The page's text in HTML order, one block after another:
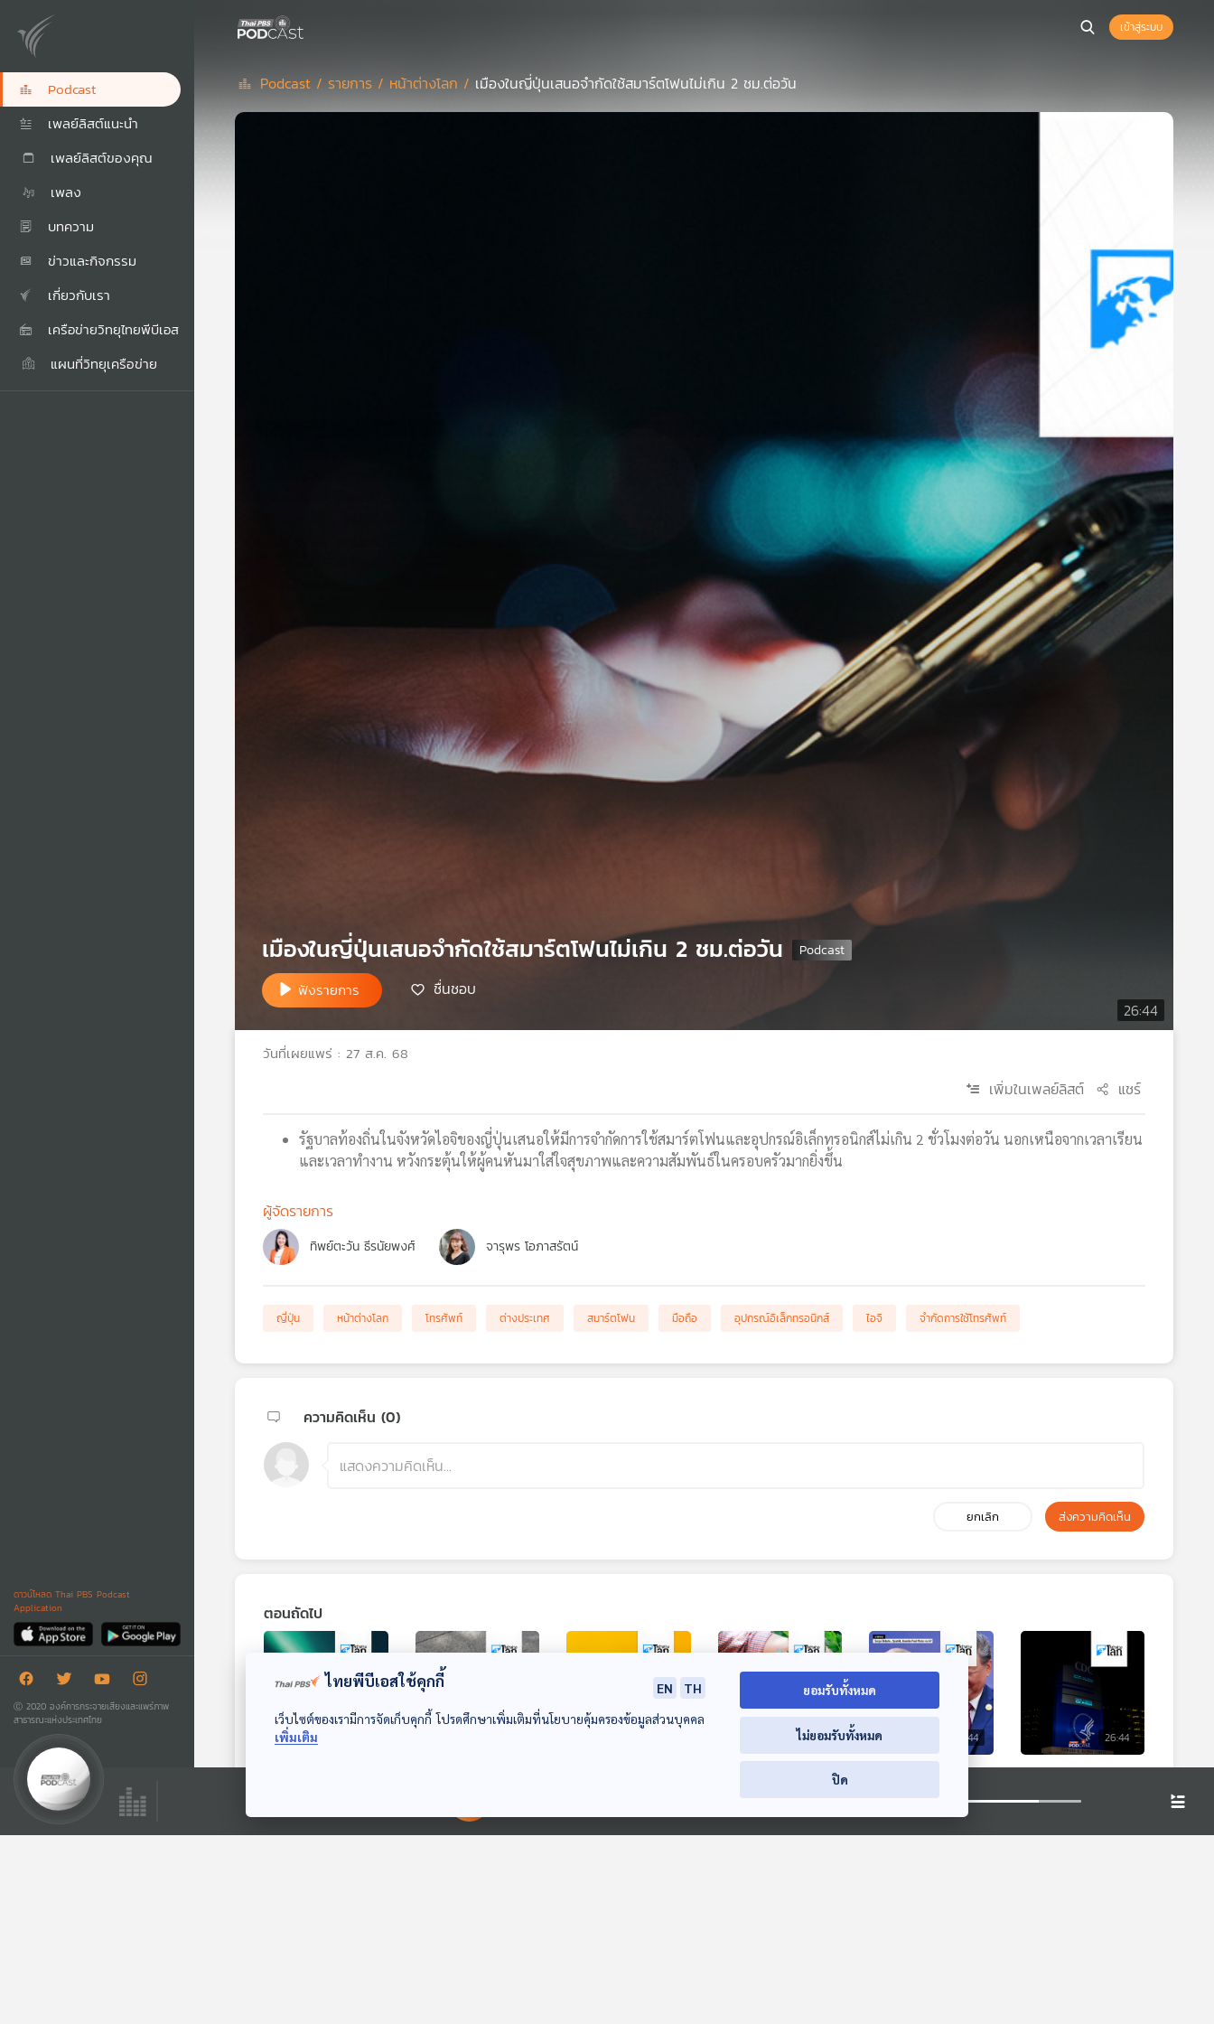
Podcast
เพลย์ลิสต์แนะนำ
เพลย์ลิสต์ของคุณ
เพลง
บทความ
ข่าวและกิจกรรม
เกี่ยวกับเรา
เครือข่ายวิทยุไทยพีบีเอส
แผนที่วิทยุเครือข่าย
ดาวน์โหลด Thai PBS Podcast
Application
Ⓒ 2020 องค์การกระจายเสียงและแพร่ภาพ
สาธารณะแห่งประเทศไทย
เข้าสู่ระบบ
Podcast / รายการ / หน้าต่างโลก / เมืองในญี่ปุ่นเสนอจำกัดใช้สมาร์ตโฟนไม่เกิน 2 ชม.ต่อวัน
26:44
เมืองในญี่ปุ่นเสนอจำกัดใช้สมาร์ตโฟนไม่เกิน 2 ชม.ต่อวัน
ฟังรายการ ชื่นชอบ
วันที่เผยแพร่ : 27 ส.ค. 68
เพิ่มในเพลย์ลิสต์ แชร์
รัฐบาลท้องถิ่นในจังหวัดไอจิของญี่ปุ่นเสนอให้มีการจำกัดการใช้สมาร์ตโฟนและอุปกรณ์อิเล็กทรอนิกส์ไม่เกิน 2 ชั่วโมงต่อวัน นอกเหนือจากเวลาเรียน
และเวลาทำงาน หวังกระตุ้นให้ผู้คนหันมาใส่ใจสุขภาพและความสัมพันธ์ในครอบครัวมากยิ่งขึ้น
ผู้จัดรายการ
ทิพย์ตะวัน ธีรนัยพงศ์ จารุพร โอภาสรัตน์
ญี่ปุ่น หน้าต่างโลก โทรศัพท์ ต่างประเทศ สมาร์ตโฟน มือถือ อุปกรณ์อิเล็กทรอนิกส์ ไอจิ จำกัดการใช้โทรศัพท์
ความคิดเห็น (0)
ยกเลิก ส่งความคิดเห็น
ตอนถัดไป
หน้าต่างโลก หน้าต่างโลก
เนื้อคน" รายแรก
หน้าต่างโลก
26:44
แรงงานเบอร์รี่ป่าที่
ฟินแลนด์
หน้าต่างโลก
26:44
มนุษย์สามารถเป็น
อมตะได้จริงหรือไม่?
หลังสี-ปูตินถกยืด
อายุขัย
หน้าต่างโลก
26:44
อัตราการเสียชีวิตใน
สหรัฐฯ ลดลงสู่ระดับ
00:00:00
ไทยพีบีเอสใช้คุกกี้ EN
TH
เว็บไซต์ของเรามีการจัดเก็บคุกกี้ โปรดศึกษาเพิ่มเติมที่นโยบายคุ้มครองข้อมูลส่วนบุคคล
เพิ่มเติม
ยอมรับทั้งหมด
ไม่ยอมรับทั้งหมด
ปิด